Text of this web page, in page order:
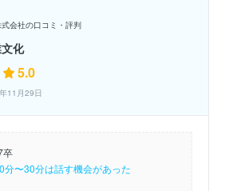
会社の口コミ・評判
化
5.0
11月29日
卒
分〜30分は話す機会があった